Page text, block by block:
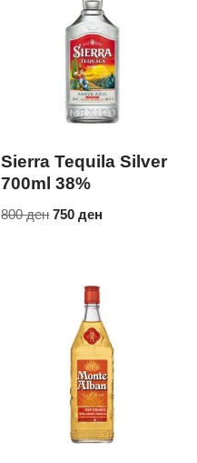
Sierra Tequila Silver
700ml 38%
800ден 750ден